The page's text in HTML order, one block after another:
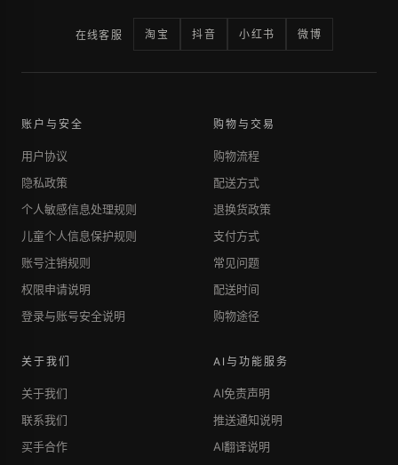
在线客服 淘宝 抖音 小红书 微博
账户与安全
用户协议
隐私政策
个人敏感信息处理规则
儿童个人信息保护规则
账号注销规则
权限申请说明
登录与账号安全说明
购物与交易
购物流程
配送方式
退换货政策
支付方式
常见问题
配送时间
购物途径
关于我们
关于我们
联系我们
买手合作
AI与功能服务
AI免责声明
推送通知说明
AI翻译说明